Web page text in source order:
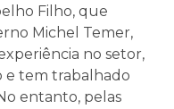
Filho, que
Michel Temer,
no setor,
e tem trabalhado
entanto, pelas